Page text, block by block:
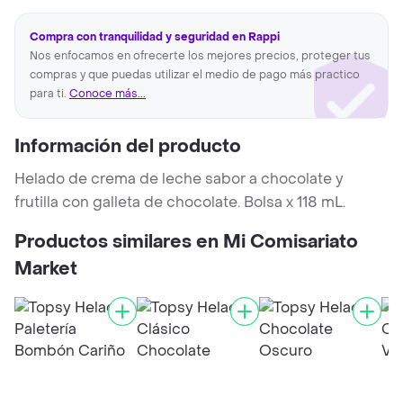
Compra con tranquilidad y seguridad en Rappi
Nos enfocamos en ofrecerte los mejores precios, proteger tus
compras y que puedas utilizar el medio de pago más practico
para ti. Conoce más...
Información del producto
Helado de crema de leche sabor a chocolate y
frutilla con galleta de chocolate. Bolsa x 118 mL.
Productos similares en Mi Comisariato
Market